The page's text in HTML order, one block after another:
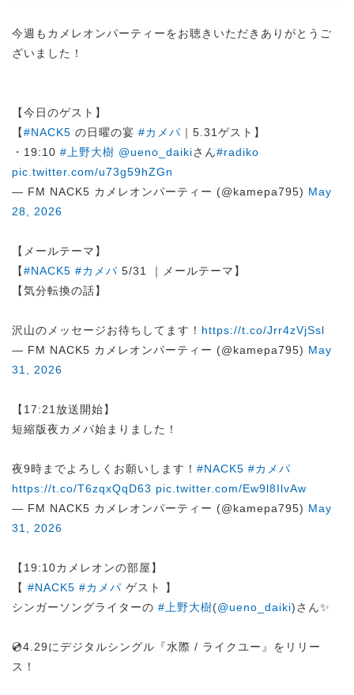
今週もカメレオンパーティーをお聴きいただきありがとうご
ざいました！
【今日のゲスト】
【#NACK5 の日曜の宴 #カメパ ｜5.31ゲスト】
・19:10 #上野大樹 @ueno_daikiさん#radiko
pic.twitter.com/u73g59hZGn
— FM NACK5 カメレオンパーティー (@kamepa795) May
28, 2026
【メールテーマ】
【#NACK5 #カメパ 5/31 ｜メールテーマ】
【気分転換の話】
沢山のメッセージお待ちしてます！ https://t.co/Jrr4zVjSsl
— FM NACK5 カメレオンパーティー (@kamepa795) May
31, 2026
【17:21放送開始】
短縮版夜カメパ始まりました！
夜9時までよろしくお願いします！ #NACK5 #カメパ
https://t.co/T6zqxQqD63 pic.twitter.com/Ew9l8IlvAw
— FM NACK5 カメレオンパーティー (@kamepa795) May
31, 2026
【19:10カメレオンの部屋】
【 #NACK5 #カメパ ゲスト 】
シンガーソングライターの #上野大樹(@ueno_daiki)さん✨️
💿4.29にデジタルシングル『水際 / ライクユー』をリリー
ス！